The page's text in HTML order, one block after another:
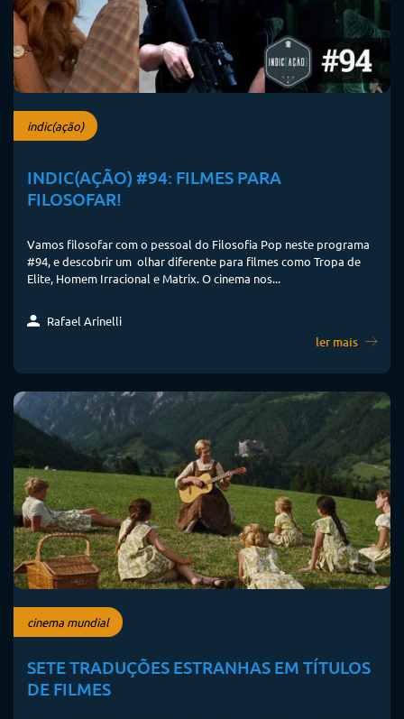
indic(ação)
INDIC(AÇÃO) #94: FILMES PARA
FILOSOFAR!
Vamos filosofar com o pessoal do Filosofia Pop neste programa
#94, e descobrir um olhar diferente para filmes como Tropa de
Elite, Homem Irracional e Matrix. O cinema nos...
Rafael Arinelli
ler mais
cinema mundial
SETE TRADUÇÕES ESTRANHAS EM TÍTULOS
DE FILMES